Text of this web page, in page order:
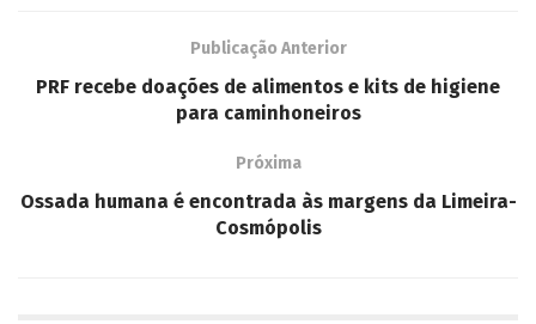
Publicação Anterior
PRF recebe doações de alimentos e kits de higiene
para caminhoneiros
Próxima
Ossada humana é encontrada às margens da Limeira-
Cosmópolis